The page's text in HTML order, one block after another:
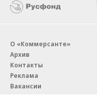
О «Коммерсанте»
Архив
Контакты
Реклама
Вакансии